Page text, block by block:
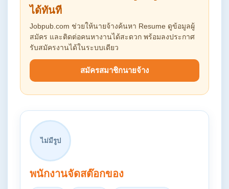
ได้ทันที
Jobpub.com ช่วยให้นายจ้างค้นหา Resume ดูข้อมูลผู้
สมัคร และติดต่อคนหางานได้สะดวก พร้อมลงประกาศ
รับสมัครงานได้ในระบบเดียว
สมัครสมาชิกนายจ้าง
ไม่มีรูป
พนักงานจัดสต๊อกของ